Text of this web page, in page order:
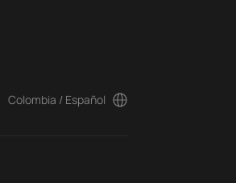
Colombia / Español